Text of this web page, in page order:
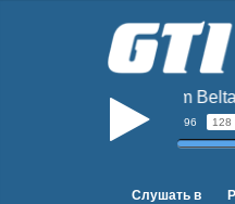
Hazem
b 96 128
Слушать в